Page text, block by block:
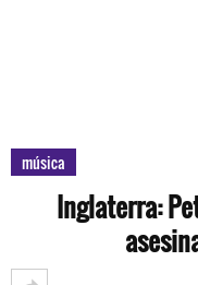
música
Inglaterra: